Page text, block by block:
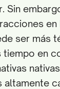
Sin
en
ser más
tiempo en
altamente